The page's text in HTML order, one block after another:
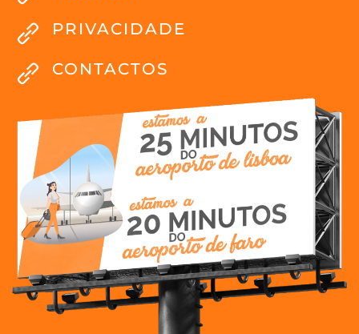
PRIVACIDADE
CONTACTOS